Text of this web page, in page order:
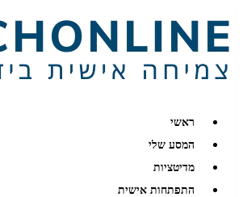
ראשי
המסע שלי
מדיטציות
התפתחות אישית